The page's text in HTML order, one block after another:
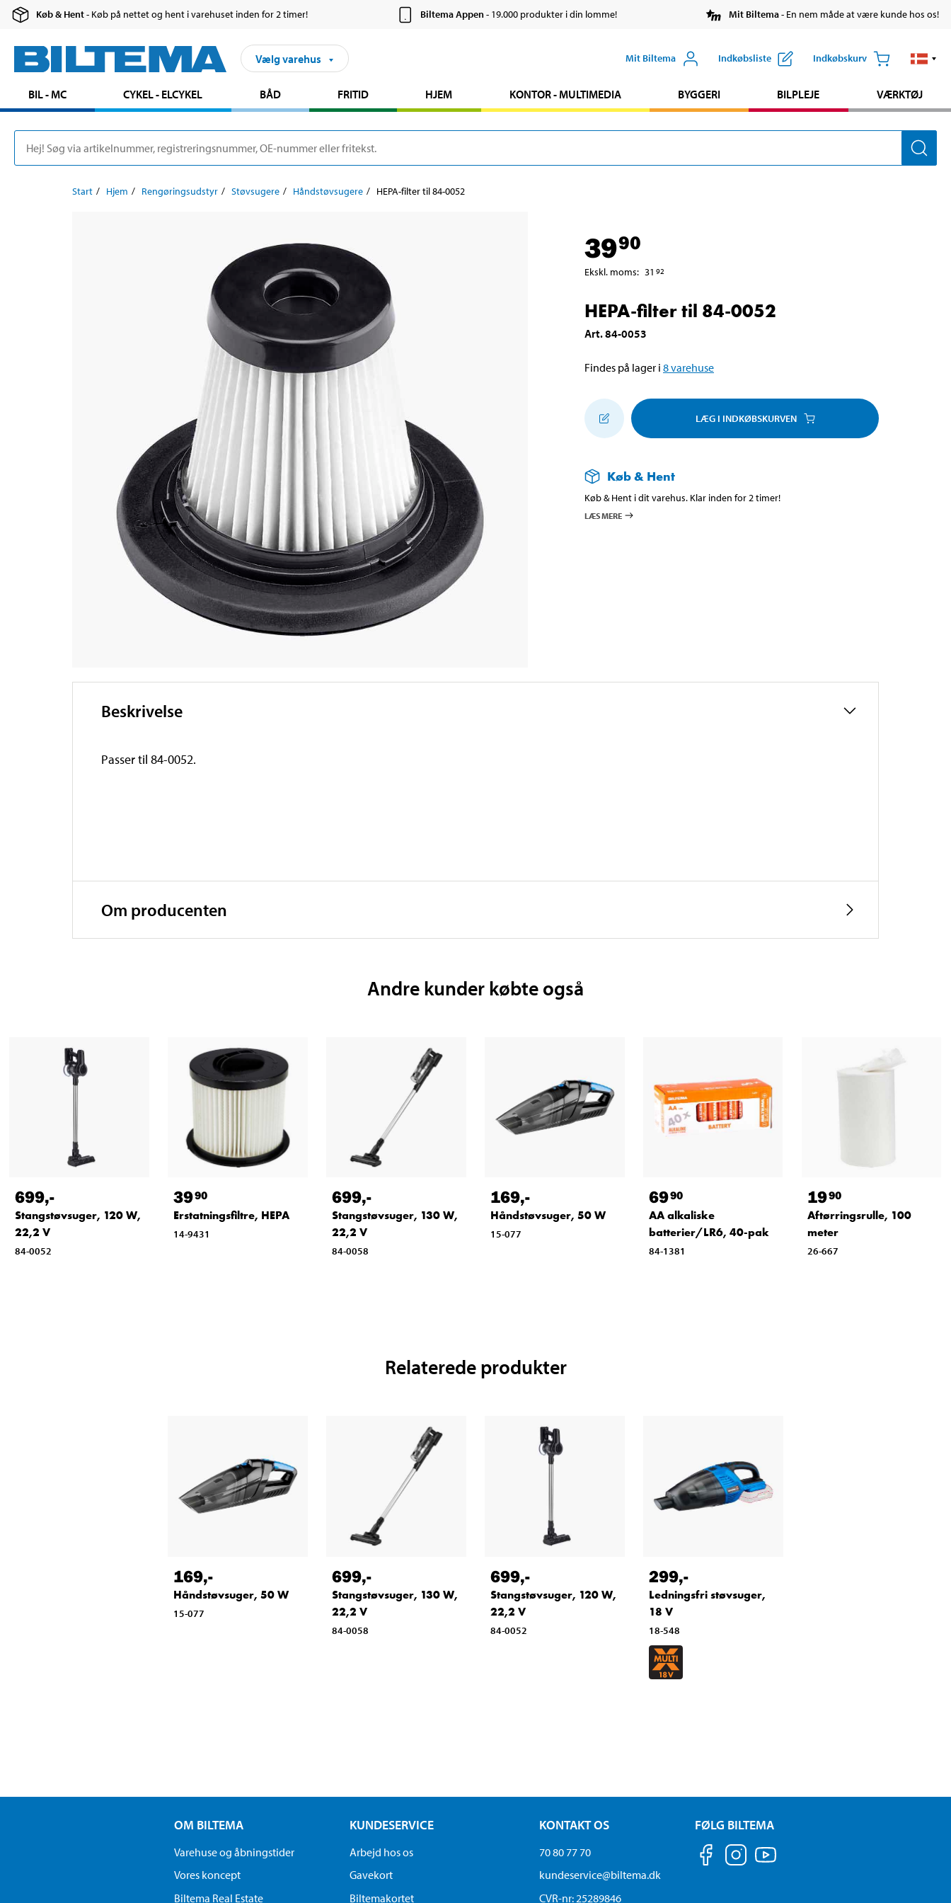
Køb & Hent- Køb på nettet og hent i varehuset inden for 2 timer! Biltema Appen- 19.000 produkter i din lomme! Mit Biltema- En nem måde at være kunde hos os!
Vælg varehus Mit Biltema Indkøbsliste Indkøbskurv
BIL - MC CYKEL - ELCYKEL BÅD FRITID HJEM KONTOR - MULTIMEDIA BYGGERI BILPLEJE VÆRKTØJ
Start Hjem Rengøringsudstyr Støvsugere Håndstøvsugere HEPA-filter til 84-0052
3990
Ekskl. moms: 31 92
HEPA-filter til 84-0052
Art.84-0053
Findes på lager i 8varehuse
LÆG I INDKØBSKURVEN
Køb & Hent
Køb & Hent i dit varehus. Klar inden for 2 timer!
LÆS MERE
Beskrivelse
Passer til 84-0052.
Om producenten
Andre kunder købte også
699,-
Stangstøvsuger, 120 W,
22,2 V
84-0052
3990
Erstatningsfiltre, HEPA
14-9431
699,-
Stangstøvsuger, 130 W,
22,2 V
84-0058
169,-
Håndstøvsuger, 50 W
15-077
6990
AA alkaliske
batterier/LR6, 40-pak
84-1381
1990
Aftørringsrulle, 100
meter
26-667
Relaterede produkter
169,-
Håndstøvsuger, 50 W
15-077
699,-
Stangstøvsuger, 130 W,
22,2 V
84-0058
699,-
Stangstøvsuger, 120 W,
22,2 V
84-0052
299,-
Ledningsfri støvsuger,
18 V
18-548
OM BILTEMA
Varehuse og åbningstider
Vores koncept
Biltema Real Estate
KUNDESERVICE
Arbejd hos os
Gavekort
Biltemakortet
KONTAKT OS
70 80 77 70
kundeservice@biltema.dk
CVR-nr: 25289846
FØLG BILTEMA